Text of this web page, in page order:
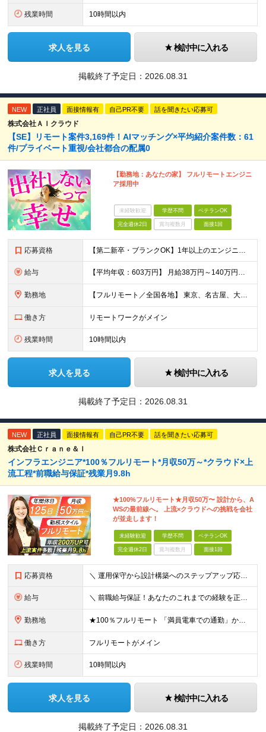
残業時間 10時間以内
求人を見る 検討中に入れる
掲載終了予定日： 2026.08.31
NEW 正社員 面接情報有 自己PR不要 話を聞きたい応募可
株式会社ＡＩクラウド
【SE】リモート案件3,169件！AIマッチング×平均紹介案件数：61
件/プライベート重視/会社都合の配属0
【勤務地：あなたの家】 フルリモートエンジニ
ア採用中
未経験歓迎 学歴不問 ベテランOK
完全週休2日 賞与複数月 面接1回
応募資格 【第二新卒・ブランクOK】1年以上のエンジニア経験がある方(開発・インフラ・工程・言語一切不問） 文理・学歴不問 【歓迎条件】 ◆AI・クラウド案件に参画したい方 ◆下流工程から上流工程へステップア
給与 【平均年収：603万円】 月給38万円～140万円＋諸手当（経験者） 【平均年収603万円】 ※案件の契約内容や昇給額などはすべて開示します。 ※経験や能力を考慮し決定します。 ※月給には固定残業
勤務地 【フルリモート／全国各地】 東京、名古屋、大阪、福岡を中心とした全国のプロジェクトにアサイン。 ※プロジェクトは完全選択制です。 ※フルリモート、ハイブリッド型、常駐案件から自由に選択可能です。 ※転
働き方 リモートワークがメイン
残業時間 10時間以内
求人を見る 検討中に入れる
掲載終了予定日： 2026.08.31
NEW 正社員 面接情報有 自己PR不要 話を聞きたい応募可
株式会社Ｃｒａｎｅ＆Ｉ
インフラエンジニア*100％フルリモート*月収50万～*クラウド×上
流工程*前職給与保証*残業月9.8h
★100%フルリモート★月収50万〜 設計から、A
WSの最前線へ。 上流×クラウドへの挑戦を会社
が並走します！
未経験歓迎 学歴不問 ベテランOK
完全週休2日 賞与複数月 面接1回
応募資格 ＼ 運用保守から設計構築へのステップアップ応援！ ／ ★学歴・分野不問（運用保守経験のみでも歓迎） ★「設計・構築に挑戦したい」「市場価値を高めたい」という意欲を重視！ ┗豊富な案件（SIer直下など
給与 ＼ 前職給与保証！あなたのこれまでの経験を正当評価 ／ ★月収50万円～スタート！【年俸600万～1,162万8,000円（12分割）】 ――「頑張りが給与に直結しない…」そんな不満とは無縁の環境で
勤務地 ★100％フルリモート 「満員電車での通勤」から卒業できます！ ★転勤なし 【本社】 東京都新宿区神楽坂1-2 研究社英語センタービル3階 本社またはプロジェクト先にて勤務いただきます！ ※プロジ
働き方 フルリモートがメイン
残業時間 10時間以内
求人を見る 検討中に入れる
掲載終了予定日： 2026.08.31